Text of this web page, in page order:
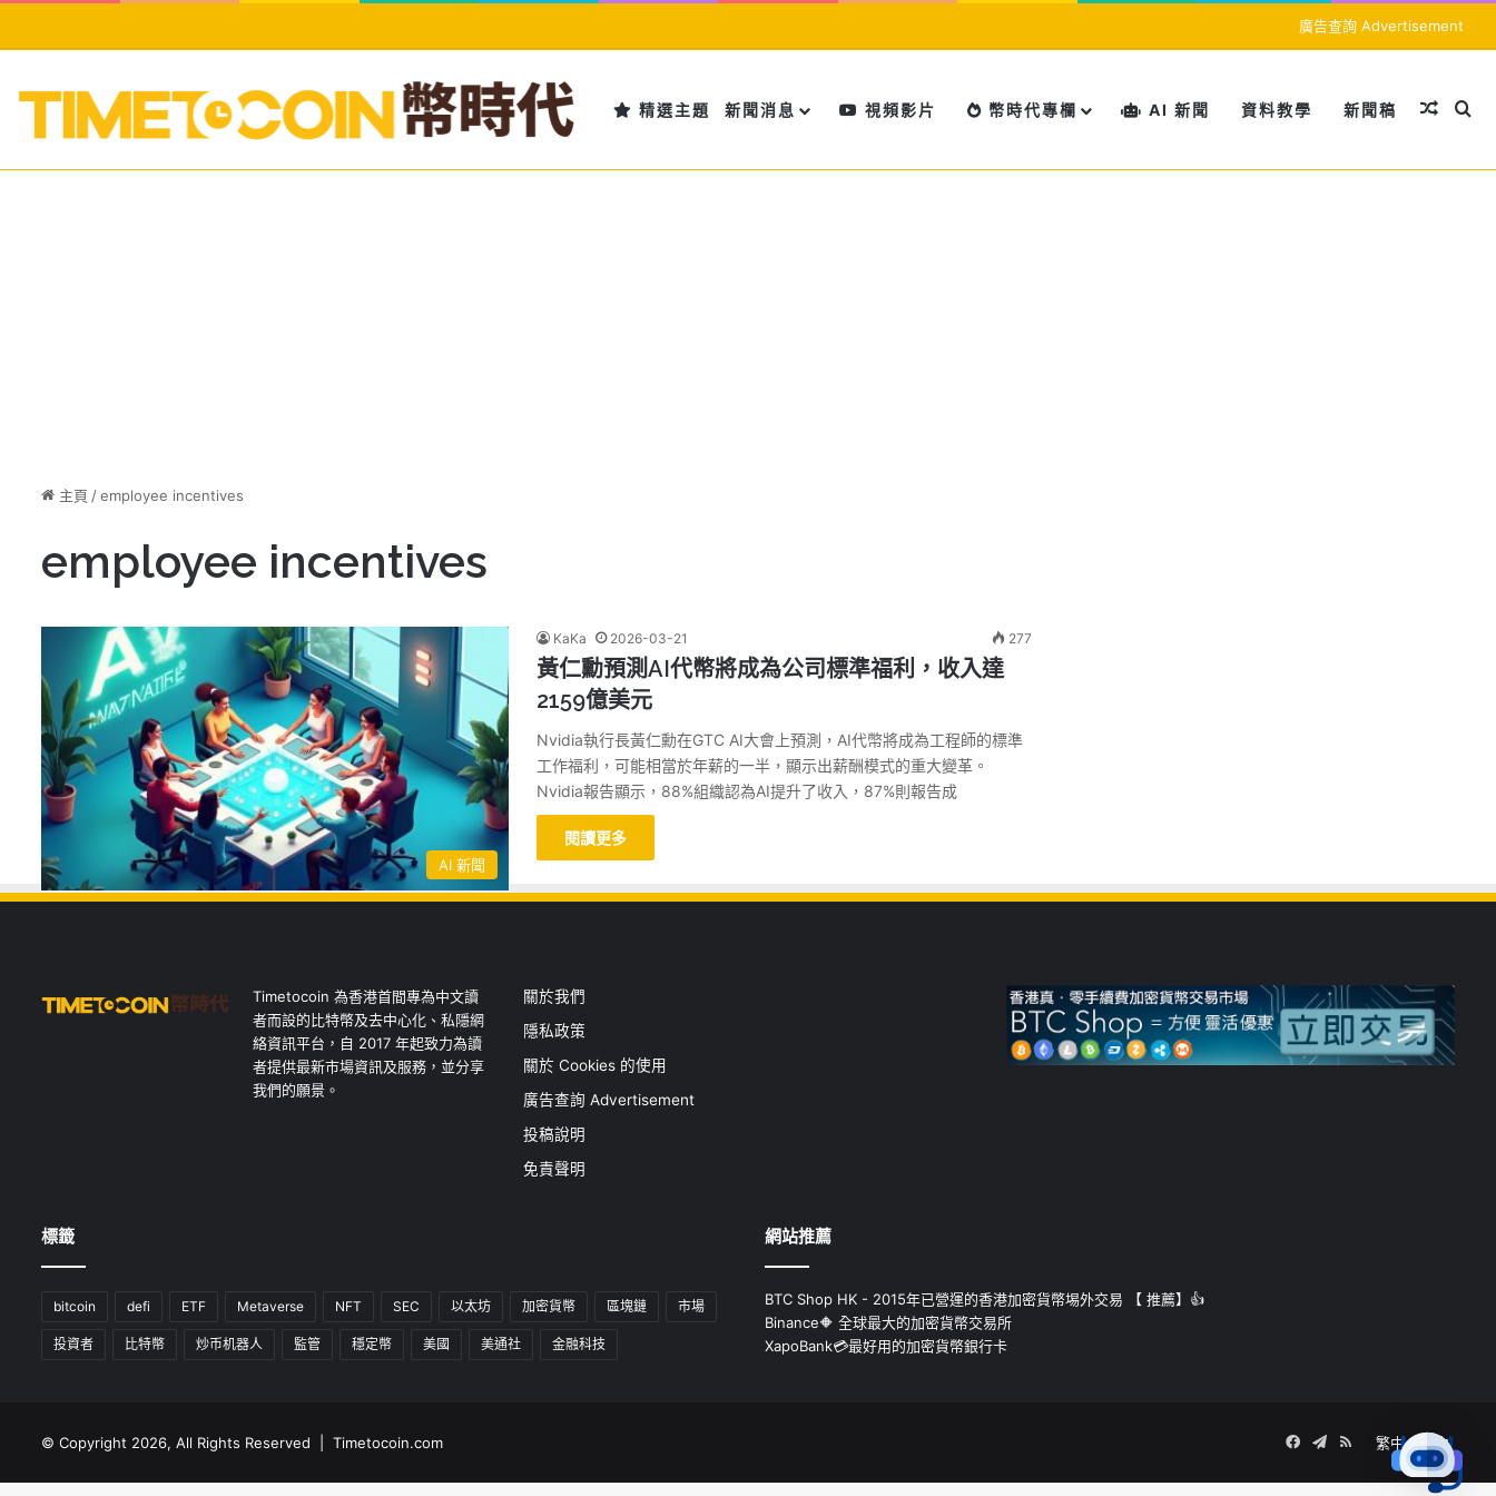
廣告查詢 Advertisement
精選主題 新聞消息 視頻影片 幣時代專欄 AI 新聞 資料教學 新聞稿 隨機文
搜
主頁 /employee incentives
employee incentives
AI 新聞
KaKa 2026-03-21 277
黃仁勳預測AI代幣將成為公司標準福利，收入達
2159億美元
Nvidia執行長黃仁勳在GTC AI大會上預測，AI代幣將成為工程師的標準
工作福利，可能相當於年薪的一半，顯示出薪酬模式的重大變革。
Nvidia報告顯示，88%組織認為AI提升了收入，87%則報告成
閱讀更多
Timetocoin 為香港首間專為中文讀
者而設的比特幣及去中心化、私隱網
絡資訊平台，自 2017 年起致力為讀
者提供最新市場資訊及服務，並分享
我們的願景。
關於我們
隱私政策
關於 Cookies 的使用
廣告查詢 Advertisement
投稿說明
免責聲明
標籤
bitcoin defi ETF Metaverse NFT SEC 以太坊 加密貨幣 區塊鏈 市場
投資者 比特幣 炒币机器人 監管 穩定幣 美國 美通社 金融科技
網站推薦
BTC Shop HK - 2015年已營運的香港加密貨幣埸外交易 【 推薦】👍
Binance🔶 全球最大的加密貨幣交易所
XapoBank💳最好用的加密貨幣銀行卡
© Copyright 2026, All Rights Reserved | Timetocoin.com 繁中 簡中
Facebook
Telegram
RSS